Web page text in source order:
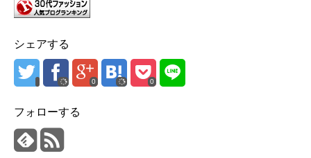
シェアする
0 0
フォローする